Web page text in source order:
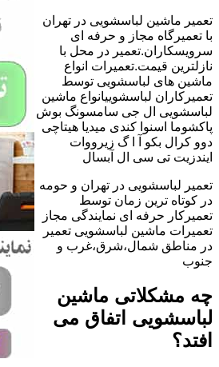
تعمیر ماشین لباسشویی در تهران
با تعمیرگاه مجاز و حرفه ای
سرویسکاران.تعمیر در محل با
نازلترین قیمت.تعمیرات انواع
ماشین های لباسشویی توسط
تعمیرکاران لباسشوییانواع ماشین
لباسشویی ال جی سامسونگ بوش
پاکشوما اسنوا کندی میدیا هیتاچی
دوو کرال بکو آ ا گ زیرووات
ایندزیت تی سی ال آبسال
تعمیر لباسشویی در تهران و حومه
در کوتاه ترین زمان توسط
تعمیرکار حرفه ای نمایندگی مجاز
تعمیرات ماشین لباسشویی تعمیر
در مناطق شمال،شرق،غرب و
جنوب
چه مشکلاتی ماشین
لباسشویی اتفاق می
افتد؟